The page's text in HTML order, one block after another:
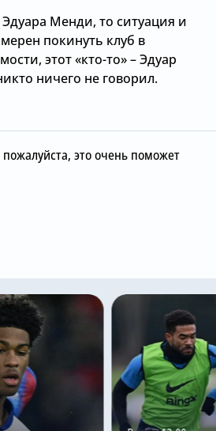
Менди, то ситуация и
покинуть клуб в
этот «кто-то» – Эдуар
ничего не говорил.
пожалуйста, это очень поможет